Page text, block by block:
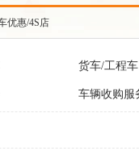
优惠/4S店
货车/工程车
车辆收购服